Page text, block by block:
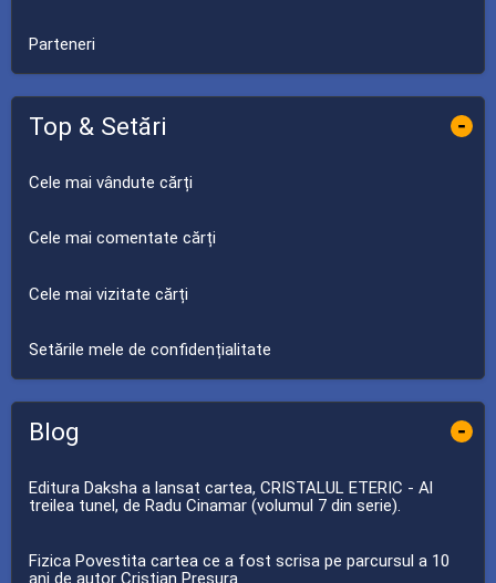
Parteneri
Top & Setări -
Cele mai vândute cărți
Cele mai comentate cărți
Cele mai vizitate cărți
Setările mele de confidențialitate
Blog -
Editura Daksha a lansat cartea, CRISTALUL ETERIC - Al
treilea tunel, de Radu Cinamar (volumul 7 din serie).
Fizica Povestita cartea ce a fost scrisa pe parcursul a 10
ani de autor Cristian Presura